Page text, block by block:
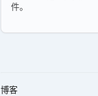
件。
博客